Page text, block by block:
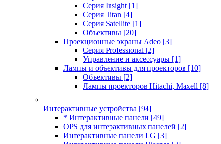
Серия Insight [1]
Серия Titan [4]
Серия Satellite [1]
Объективы [20]
Проекционные экраны Adeo [3]
Серия Professional [2]
Управление и аксессуары [1]
Лампы и объективы для проекторов [10]
Объективы [2]
Лампы проекторов Hitachi, Maxell [8]
Интерактивные устройства [94]
* Интерактивные панели [49]
OPS для интерактивных панелей [2]
Интерактивные панели LG [3]